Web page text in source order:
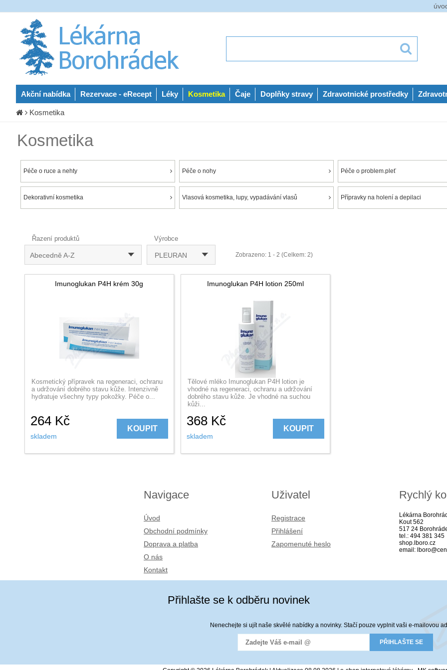
Akční nabídka Rezervace - eRecept Léky Kosmetika Čaje Doplňky stravy Zdravotnické prostředky
Kosmetika
Kosmetika
Péče o ruce a nehty Péče o nohy Péče o problem.pleť
Dekorativní kosmetika Vlasová kosmetika, lupy, vypadávání vlasů Přípravky na holení a depilaci
Řazení produktů
Abecedně A-Z
Výrobce
PLEURAN Zobrazeno: 1 - 2 (Celkem: 2)
Imunoglukan P4H krém 30g
Kosmetický přípravek na regeneraci, ochranu
a udržování dobrého stavu kůže. Intenzivně
hydratuje všechny typy pokožky. Péče o...
264 Kč
skladem
KOUPIT
Imunoglukan P4H lotion 250ml
Tělové mléko Imunoglukan P4H lotion je
vhodné na regeneraci, ochranu a udržování
dobrého stavu kůže. Je vhodné na suchou
kůži...
368Kč
skladem
KOUPIT
Navigace
Úvod
Obchodní podmínky
Doprava a platba
O nás
Kontakt
Uživatel
Registrace
Přihlášení
Zapomenuté heslo
Rychlý
Lékárna
Kout 562
517 24
tel.: 494 381 345
shop.lboro.cz
email:
Přihlašte se k odběru novinek
Nenechejte si ujít naše skvělé nabídky a novinky. Stačí pouze vyplnit vaši e-mailovou